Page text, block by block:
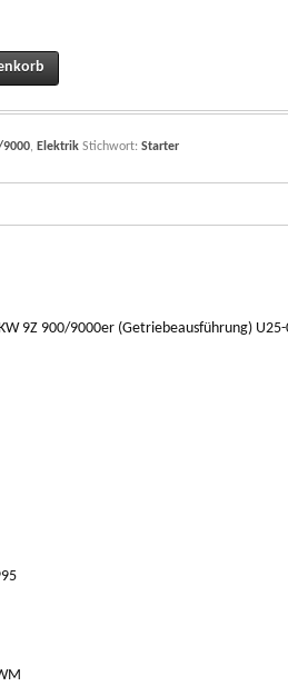
9Z 900/9000er (Getriebeausführung)
, Elektrik Stichwort: Starter
9Z 900/9000er (Getriebeausführung)